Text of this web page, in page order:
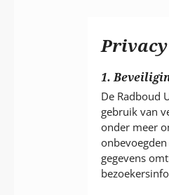
Privacy
1.
De Radboud
gebruik van
onder meer
gegevens